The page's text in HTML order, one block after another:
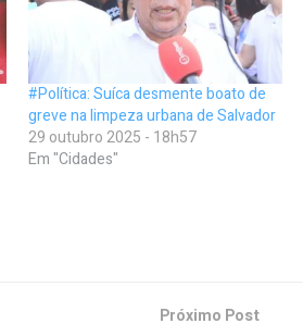
#Política: Suíca desmente boato de
greve na limpeza urbana de Salvador
29 outubro 2025 - 18h57
Em "Cidades"
Próximo Post